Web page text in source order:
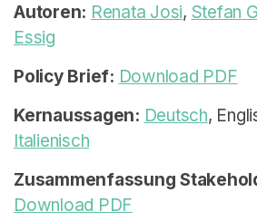
Autoren: Renata Josi, Stefan
Essig
Policy Brief: Download PDF
Kernaussagen: Deutsch,
Italienisch
Zusammenfassung
Download PDF